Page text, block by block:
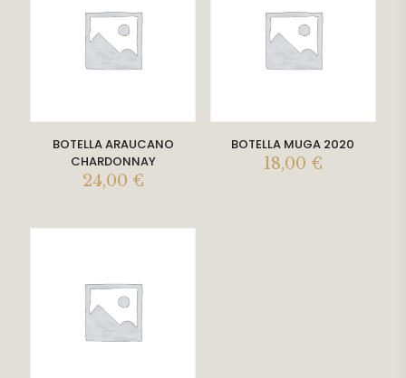
BOTELLA ARAUCANO
CHARDONNAY
24,00 €
BOTELLA MUGA 2020
18,00 €